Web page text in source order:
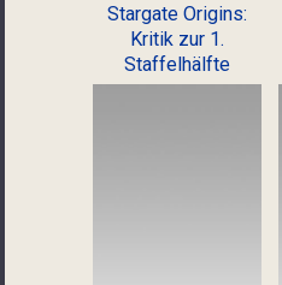
Stargate Origins:
Kritik zur 1.
Staffelhälfte